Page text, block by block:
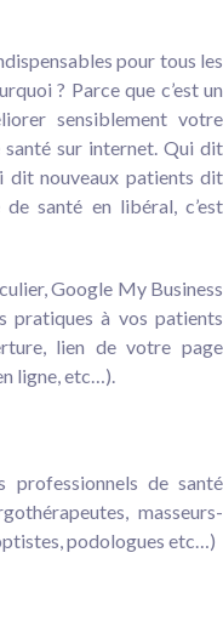
pour tous les
? Parce que c’est un
sensiblement votre
sur internet. Qui dit
dit nouveaux patients dit
santé en libéral, c’est
Google My Business
pratiques à vos patients
lien de votre page
ligne, etc…).
professionnels de santé
masseurs-
podologues etc…)